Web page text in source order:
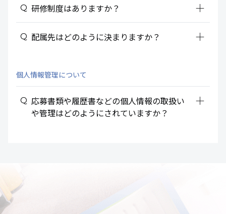
研修制度はありますか？ add_2
配属先はどのように決まりますか？ add_2
個人情報管理について
応募書類や履歴書などの個人情報の取扱い
や管理はどのようにされていますか？
add_2